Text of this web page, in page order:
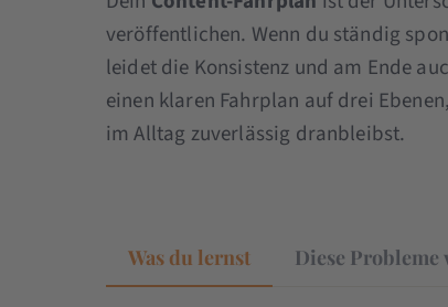
veröffentlichen. Wenn du ständig
leidet die Konsistenz und am Ende
einen klaren Fahrplan auf drei
im Alltag zuverlässig dranbleibst.
Was du lernst Diese Probleme